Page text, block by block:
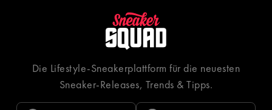
Die Lifestyle-Sneakerplattform für die neuesten
Sneaker-Releases, Trends & Tipps.